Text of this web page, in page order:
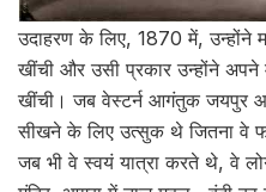
उदाहरण के लिए, 1870 में, उन्होंने
खींची और उसी प्रकार उन्होंने
खींची। जब वेस्टर्न आगंतुक जयपुर
सीखने के लिए उत्सुक थे जितना वे
जब भी वे स्वयं यात्रा करते थे, वे